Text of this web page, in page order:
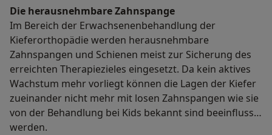
Die herausnehmbare Zahnspange
Im Bereich der Erwachsenenbehandlung der
Kieferorthopädie werden herausnehmbare
Zahnspangen und Schienen meist zur Sicherung des
erreichten Therapiezieles eingesetzt. Da kein aktives
Wachstum mehr vorliegt können die Lagen der Kiefer
zueinander nicht mehr mit losen Zahnspangen wie sie
von der Behandlung bei Kids bekannt sind beeinflusst
werden.